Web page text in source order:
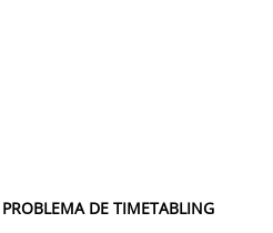
DE TIMETABLING